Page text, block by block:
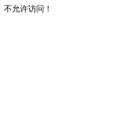
不允许访问！